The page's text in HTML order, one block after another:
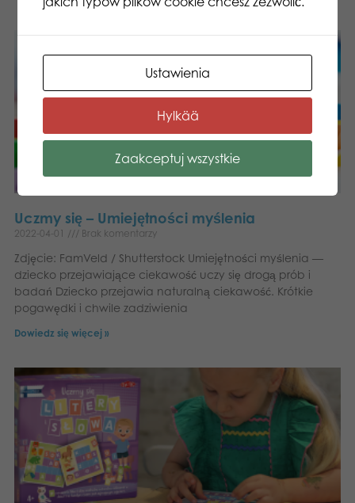
Uczmy się – Umiejętności myślenia
2022-04-01 Brak komentarzy
Zdjęcie: FamVeld / Shutterstock Umiejętności myślenia —
dziecko przejawiające ciekawość uczy się drogą prób i
badań Dziecko przejawia naturalną ciekawość. Krótkie
pogawędki i chwile zadziwienia
Dowiedz się więcej »
Ustawienia
Hylkää
Zaakceptuj wszystkie